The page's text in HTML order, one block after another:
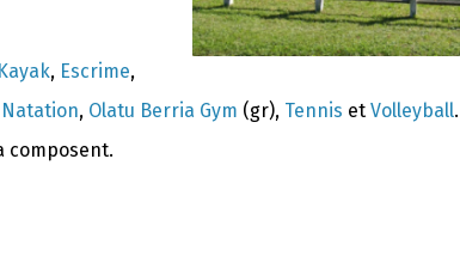
, Escrime,
Natation, Olatu Berria Gym (gr), Tennis et Volleyball.
composent.